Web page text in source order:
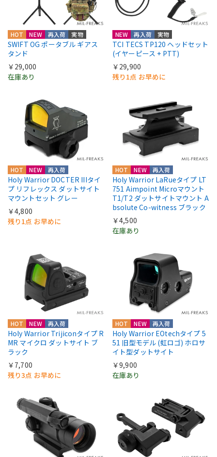
HOT NEW 再入荷 実物
SWIFT OG ポータブル ギアス
タンド
￥29,000
在庫あり
NEW 再入荷 実物
TCI TECS TP120 ヘッドセット
(イヤーピース + PTT)
￥29,900
残り1点 お早めに
HOT NEW 再入荷
Holy Warrior DOCTER IIIタイ
プ リフレックス ダットサイト
マウントセット グレー
￥4,800
残り1点 お早めに
HOT NEW 再入荷
Holy Warrior LaRueタイプ LT
751 Aimpoint Microマウント
T1/T2 ダットサイトマウント A
bsolute Co-witness ブラック
￥4,500
在庫あり
HOT NEW 再入荷
Holy Warrior Trijiconタイプ R
MR マイクロ ダットサイト ブ
ラック
￥7,700
残り3点 お早めに
HOT NEW 再入荷
Holy Warrior EOtechタイプ 5
51 旧型モデル (虹ロゴ) ホロサ
イト型ダットサイト
￥9,900
在庫あり